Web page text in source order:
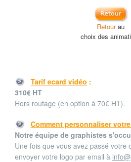
Retourau
choix des
Tarif ecard vidéo :
310€ HT
Hors routage (en option à 70€ HT).
Comment personnaliser
Notre équipe de graphistes
Une fois que vous avez passé votre
envoyer votre logo par email à